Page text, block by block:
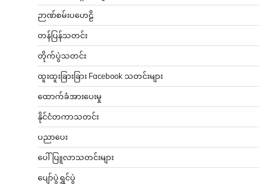
ဉာဏ်စမ်းပဟေဠိ
တန်ပြန်သတင်း
တိုက်ပွဲသတင်း
ထူးထူးခြားခြား Facebook သတင်းများ
ထောက်ခံအားပေးမှု
နိုင်ငံတကာသတင်း
ပညာပေး
ပေါ်ပြူလာသတင်းများ
ပျော်ပွဲရွှင်ပွဲ